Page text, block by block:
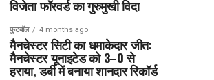
विजेता फॉरवर्ड का गुरुमुखी विदा
फुटबॉल 4 months ago
मैनचेस्टर सिटी का धमाकेदार जीत:
मैनचेस्टर यूनाइटेड को 3–0 से
हराया, डर्बी में बनाया शानदार रिकॉर्ड